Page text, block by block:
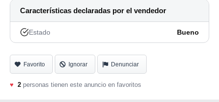
Características declaradas por el vendedor
Estado Bueno
Favorito Ignorar Denunciar
♥ 2 personas tienen este anuncio en favoritos